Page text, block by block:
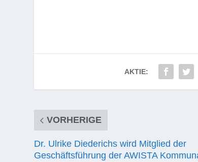
AKTIE:
VORHERIGE
Dr. Ulrike Diederichs wird Mitglied der
Geschäftsführung der AWISTA